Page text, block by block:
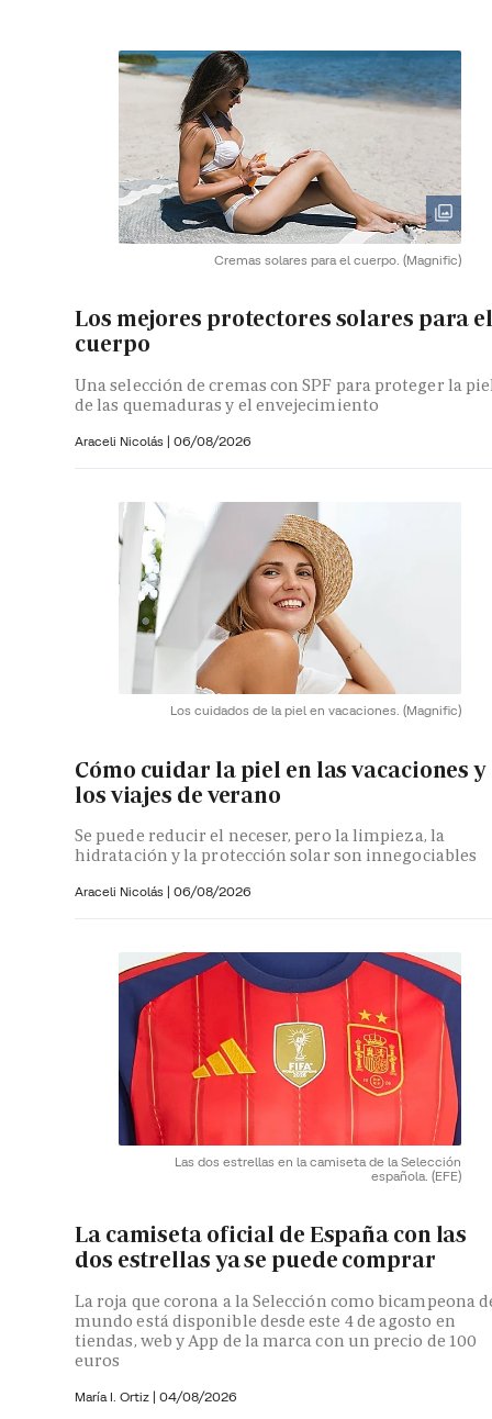
Cremas solares para el cuerpo. (Magnific)
Los mejores protectores solares para
cuerpo
Una selección de cremas con SPF para proteger la
de las quemaduras y el envejecimiento
Araceli Nicolás | 06/08/2026
Los cuidados de la piel en vacaciones. (Magnific)
Cómo cuidar la piel en las vacaciones y
los viajes de verano
Se puede reducir el neceser, pero la limpieza, la
hidratación y la protección solar son innegociables
Araceli Nicolás | 06/08/2026
Las dos estrellas en la camiseta de la Selección
española. (EFE)
La camiseta oficial de España con las
dos estrellas ya se puede comprar
La roja que corona a la Selección como bicampeona
mundo está disponible desde este 4 de agosto en
tiendas, web y App de la marca con un precio de 100
euros
María I. Ortiz | 04/08/2026